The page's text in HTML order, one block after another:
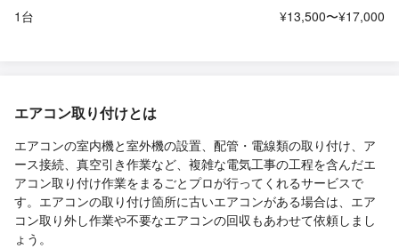
1台 ¥13,500〜¥17,000
エアコン取り付けとは
エアコンの室内機と室外機の設置、配管・電線類の取り付け、ア
ース接続、真空引き作業など、複雑な電気工事の工程を含んだエ
アコン取り付け作業をまるごとプロが行ってくれるサービスで
す。エアコンの取り付け箇所に古いエアコンがある場合は、エア
コン取り外し作業や不要なエアコンの回収もあわせて依頼しまし
ょう。